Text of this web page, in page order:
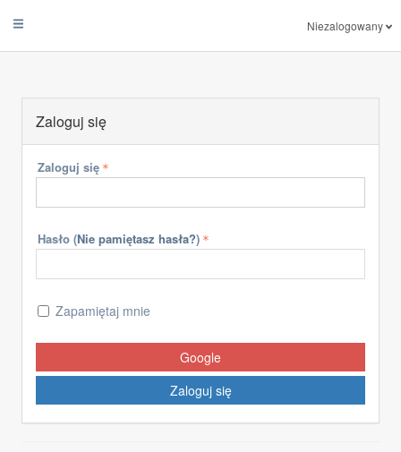
Niezalogowany
Zaloguj się
Zaloguj się
Hasło (Nie pamiętasz hasła?)
Zapamiętaj mnie
Google
Zaloguj się